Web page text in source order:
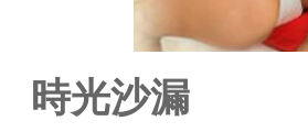
時光沙漏